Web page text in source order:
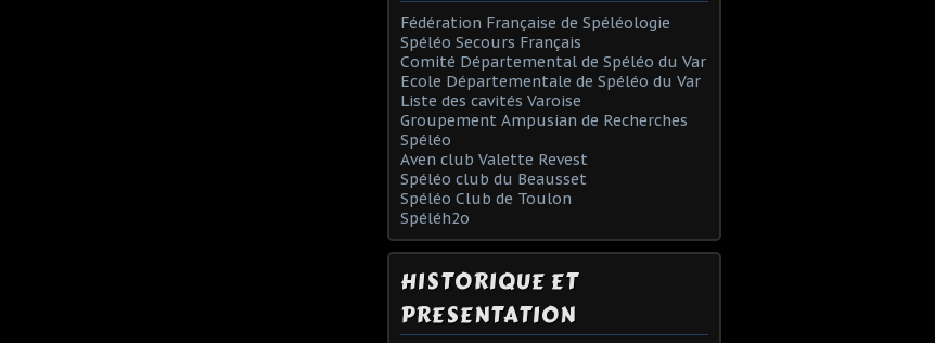
Fédération Française de Spéléologie
Spéléo Secours Français
Comité Départemental de Spéléo du Var
Ecole Départementale de Spéléo du Var
Liste des cavités Varoise
Groupement Ampusian de Recherches
Spéléo
Aven club Valette Revest
Spéléo club du Beausset
Spéléo Club de Toulon
Spéléh2o
HISTORIQUE ET
PRESENTATION